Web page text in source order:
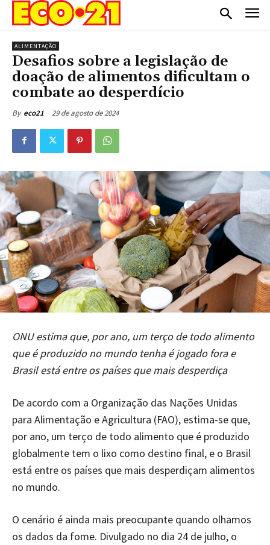
ALIMENTAÇÃO
Desafios sobre a legislação de
doação de alimentos dificultam o
combate ao desperdício
By eco21 29 de agosto de 2024
ONU estima que, por ano, um terço de todo alimento
que é produzido no mundo tenha é jogado fora e
Brasil está entre os países que mais desperdiça
De acordo com a Organização das Nações Unidas
para Alimentação e Agricultura (FAO), estima-se que,
por ano, um terço de todo alimento que é produzido
globalmente tem o lixo como destino final, e o Brasil
está entre os países que mais desperdiçam alimentos
no mundo.
O cenário é ainda mais preocupante quando olhamos
os dados da fome. Divulgado no dia 24 de julho, o